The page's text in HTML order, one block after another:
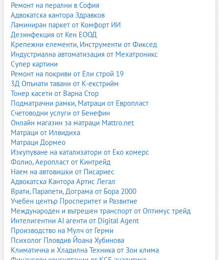
Ремонт на перални в София
Адвокатска кантора Здравков
Ламиниран паркет от Комфорт ИИ
Дезинфекция от Кен ЕООД
Крепежни елементи, Инструменти от Фиксед
Индустриална автоматизация от Мехатроникс
Супер картини
Ремонт на покриви от Ели строй 19
3Д Опънати тавани от К-екстрийм
Тонер касети от Варна Стор
Подматрачни рамки, Матраци от Европласт
Счетоводни услуги от Бенефин
Онлайн магазин за матраци Mattro.net
Матраци от Илвидиха
Матраци Дормео
Изкупуване на катализатори от Еко комерс
Фолио, Аеропласт от Кинтрейд
Наем на автовишки от Писариес
Адвокатска Кантора Артис Легал
Врати, Парапети, Дограма от Бора 2000
Учебен център Просперитет и Развитие
Международен и вътрешен транспорт от Оптимус трейд
Интелигентни AI агенти от Digital Agent
Производство на Мулч от Герми
Психолог Пловдив Йоана Хубинова
Климатична и Хладилна Техника от Зои клима